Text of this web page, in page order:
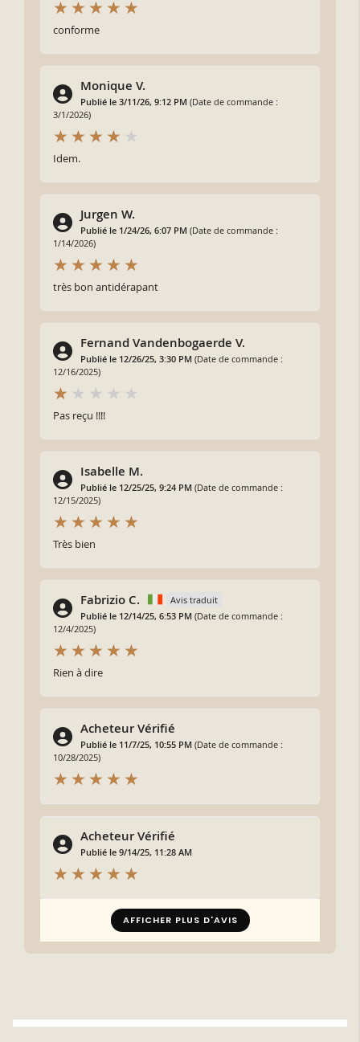
conforme
Monique V.
Publié le 3/11/26, 9:12 PM (Date de commande :
3/1/2026)
Idem.
Jurgen W.
Publié le 1/24/26, 6:07 PM (Date de commande :
1/14/2026)
très bon antidérapant
Fernand Vandenbogaerde V.
Publié le 12/26/25, 3:30 PM (Date de commande :
12/16/2025)
Pas reçu !!!!
Isabelle M.
Publié le 12/25/25, 9:24 PM (Date de commande :
12/15/2025)
Très bien
Fabrizio C.
Avis traduit
Publié le 12/14/25, 6:53 PM (Date de commande :
12/4/2025)
Rien à dire
Acheteur Vérifié
Publié le 11/7/25, 10:55 PM (Date de commande :
10/28/2025)
Acheteur Vérifié
Publié le 9/14/25, 11:28 AM
AFFICHER PLUS D'AVIS